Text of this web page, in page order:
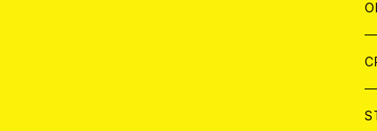
CD
CD